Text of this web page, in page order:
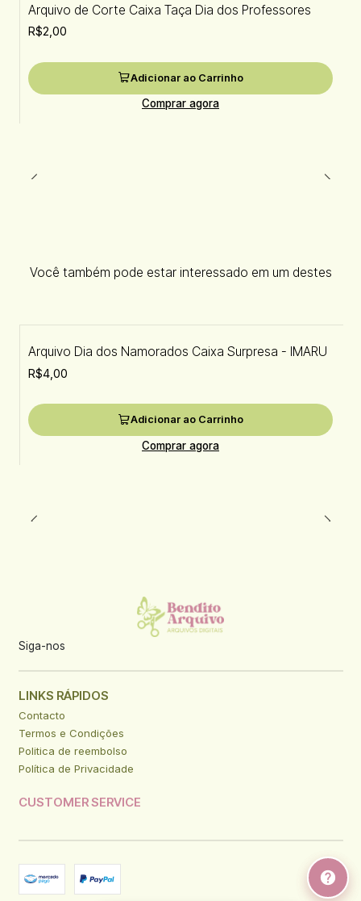
Arquivo de Corte Caixa Taça Dia dos Professores
R$2,00
Adicionar ao Carrinho
Comprar agora
Você também pode estar interessado em um destes
Arquivo Dia dos Namorados Caixa Surpresa - IMARU
R$4,00
Adicionar ao Carrinho
Comprar agora
Siga-nos
LINKS RÁPIDOS
Contacto
Termos e Condições
Politica de reembolso
Política de Privacidade
CUSTOMER SERVICE